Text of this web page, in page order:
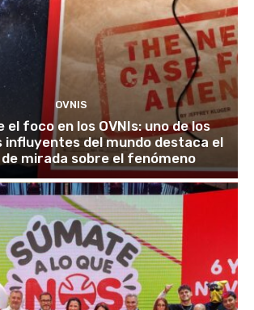
OVNIS
el foco en los OVNIs: uno de los
influyentes del mundo destaca el
mirada sobre el fenómeno